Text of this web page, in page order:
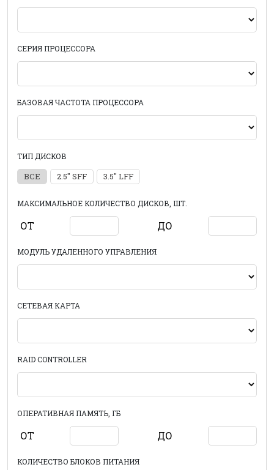
СЕРИЯ ПРОЦЕССОРА
БАЗОВАЯ ЧАСТОТА ПРОЦЕССОРА
ТИП ДИСКОВ
ВСЕ 2.5" SFF 3.5" LFF
МАКСИМАЛЬНОЕ КОЛИЧЕСТВО ДИСКОВ, ШТ.
ОТ ДО
МОДУЛЬ УДАЛЕННОГО УПРАВЛЕНИЯ
СЕТЕВАЯ КАРТА
RAID CONTROLLER
ОПЕРАТИВНАЯ ПАМЯТЬ, ГБ
ОТ ДО
КОЛИЧЕСТВО БЛОКОВ ПИТАНИЯ